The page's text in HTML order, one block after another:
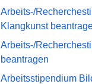
Arbeits-/
Klangkunst
Arbeits-/
beantragen
Arbeitsstipendium